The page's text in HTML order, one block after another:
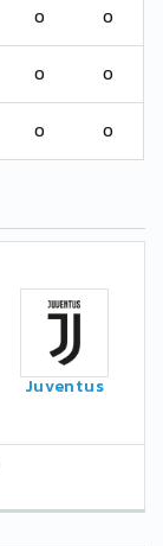
0 0
0 0
0 0
Juventus